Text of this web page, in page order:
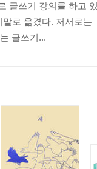
를 인정해주라
요하다
때 필요한 것
하라
스로에게 건네야 할 말
시작하라
을 넘어서라
글쓰기 강의를 하고
말로 옮겼다. 저서로
글쓰기...